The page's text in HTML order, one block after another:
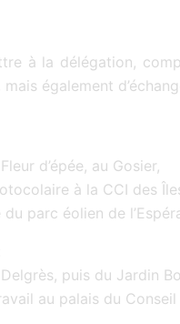
à la délégation,
également
d’épée, au Gosier,
à la CCI des
parc éolien de
puis du Jardin
au palais du